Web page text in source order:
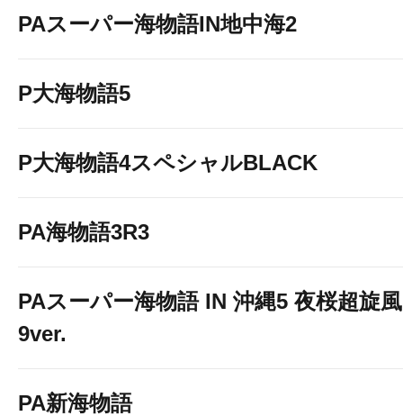
PAスーパー海物語IN地中海2
P大海物語5
P大海物語4スペシャルBLACK
PA海物語3R3
PAスーパー海物語 IN 沖縄5 夜桜超旋
9ver.
PA新海物語